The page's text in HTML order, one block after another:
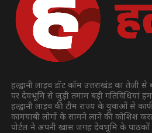
हल्द्वानी लाइव डॉट कॉम उत्तराखंड का तेजी
पर देवभूमि से जुड़ी तमाम बड़ी गतिविधियां
हल्द्वानी लाइव की टीम राज्य के युवाओं से
कामयाबी लोगों के सामने लाने की कोशिश
पोर्टल ने अपनी खास जगह देवभूमि के पाठकों